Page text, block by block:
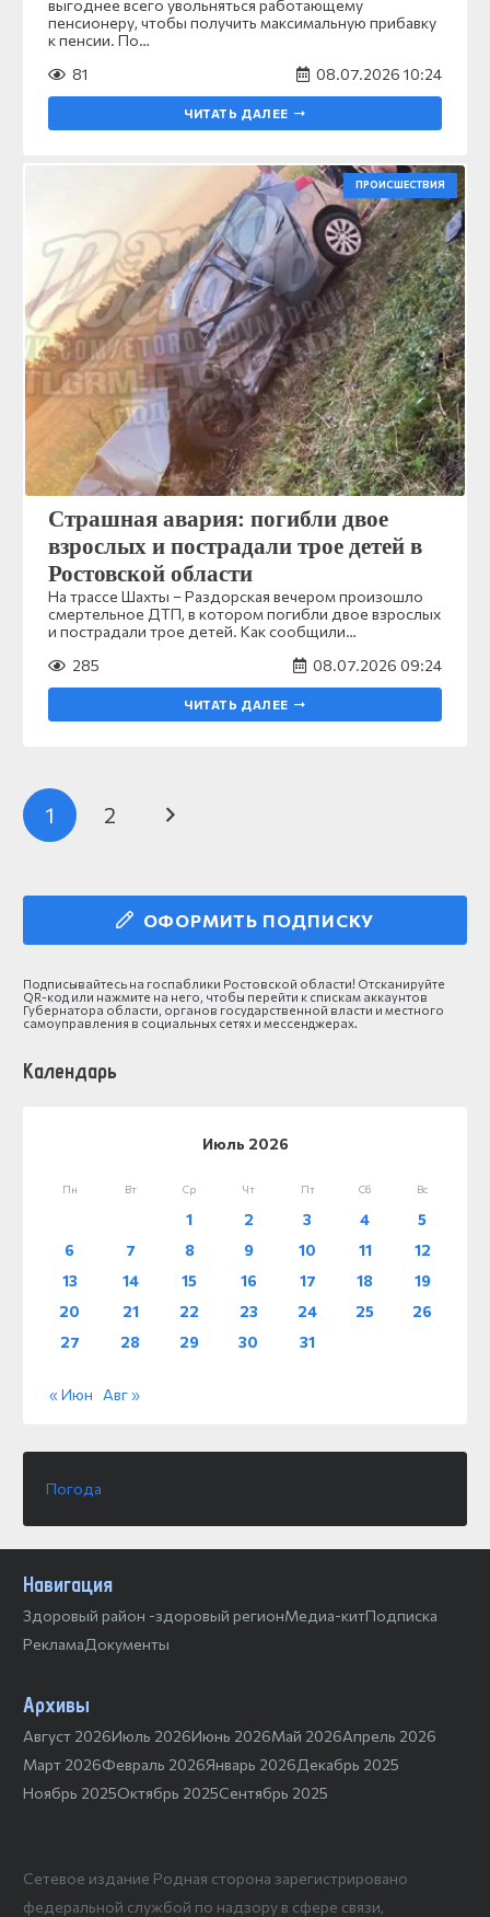
выгоднее всего увольняться работающему
пенсионеру, чтобы получить максимальную прибавку
к пенсии. По…
81
08.07.2026 10:24
ЧИТАТЬ ДАЛЕЕ
ПРОИСШЕСТВИЯ
Страшная авария: погибли двое
взрослых и пострадали трое детей в
Ростовской области
На трассе Шахты – Раздорская вечером произошло
смертельное ДТП, в котором погибли двое взрослых
и пострадали трое детей. Как сообщили…
285
08.07.2026 09:24
ЧИТАТЬ ДАЛЕЕ
1 2
ОФОРМИТЬ ПОДПИСКУ
Подписывайтесь на госпаблики Ростовской области! Отсканируйте
QR-код или нажмите на него, чтобы перейти к спискам аккаунтов
Губернатора области, органов государственной власти и местного
самоуправления в социальных сетях и мессенджерах.
Календарь
Июль 2026
Пн Вт Ср Чт Пт Сб Вс
1 2 3 4
5
6
7 8 9 10 11
12
13
14 15 16 17 18
19
20
21 22 23 24 25
26
27
28 29 30 31
« Июн Авг »
Погода
Навигация
Здоровый район -здоровый регионМедиа-китПодписка
РекламаДокументы
Архивы
Август 2026Июль 2026Июнь 2026Май 2026Апрель 2026
Март 2026Февраль 2026Январь 2026Декабрь 2025
Ноябрь 2025Октябрь 2025Сентябрь 2025
Сетевое издание Родная сторона зарегистрировано
федеральной службой по надзору в сфере связи,